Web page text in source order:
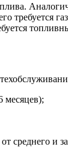
месяцев);
среднего и